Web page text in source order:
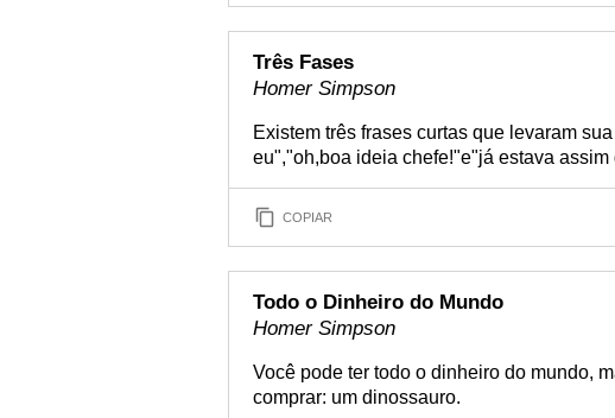
Três Fases
Homer Simpson
Existem três frases curtas que levaram
eu","oh,boa ideia chefe!"e"já estava
COPIAR
Todo o Dinheiro do Mundo
Homer Simpson
Você pode ter todo o dinheiro do mundo,
comprar: um dinossauro.